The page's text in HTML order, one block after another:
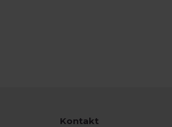
Kontakt